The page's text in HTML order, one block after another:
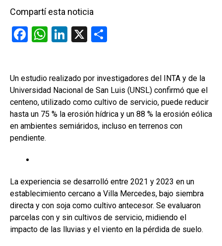
Compartí esta noticia
F
b
o
o
k
W
s
A
p
p
Li
dI
n
X
p
ar
tir
Un estudio realizado por investigadores del INTA y de la
Universidad Nacional de San Luis (UNSL) confirmó que el
centeno, utilizado como cultivo de servicio, puede reducir
hasta un 75 % la erosión hídrica y un 88 % la erosión eólica
en ambientes semiáridos, incluso en terrenos con
pendiente.
La experiencia se desarrolló entre 2021 y 2023 en un
establecimiento cercano a Villa Mercedes, bajo siembra
directa y con soja como cultivo antecesor. Se evaluaron
parcelas con y sin cultivos de servicio, midiendo el
impacto de las lluvias y el viento en la pérdida de suelo.